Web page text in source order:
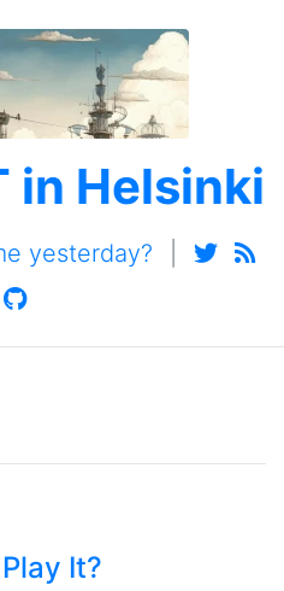
in Helsinki
yesterday?
It?